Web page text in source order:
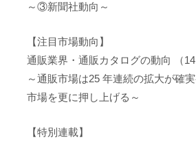
～③新聞社動向～
【注目市場動向】
通販業界・通販カタログの動向 （14
～通販市場は25 年連続の拡大が確
市場を更に押し上げる～
【特別連載】